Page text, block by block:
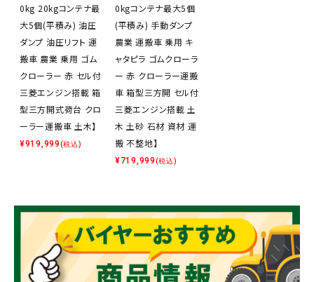
0kg 20kgコンテナ最
大5個(平積み) 油圧
ダンプ 油圧リフト 運
搬車 農業 乗用 ゴム
クローラー 赤 セル付
三菱エンジン搭載 箱
型三方開式荷台 クロ
ーラー運搬車 土木】
¥919,999(税込)
0kgコンテナ最大5個
(平積み) 手動ダンプ
農業 運搬車 乗用 キ
ャタピラ ゴムクローラ
ー 赤 クローラー運搬
車 箱型三方開 セル付
三菱エンジン搭載 土
木 土砂 石材 資材 運
搬 不整地】
¥719,999(税込)